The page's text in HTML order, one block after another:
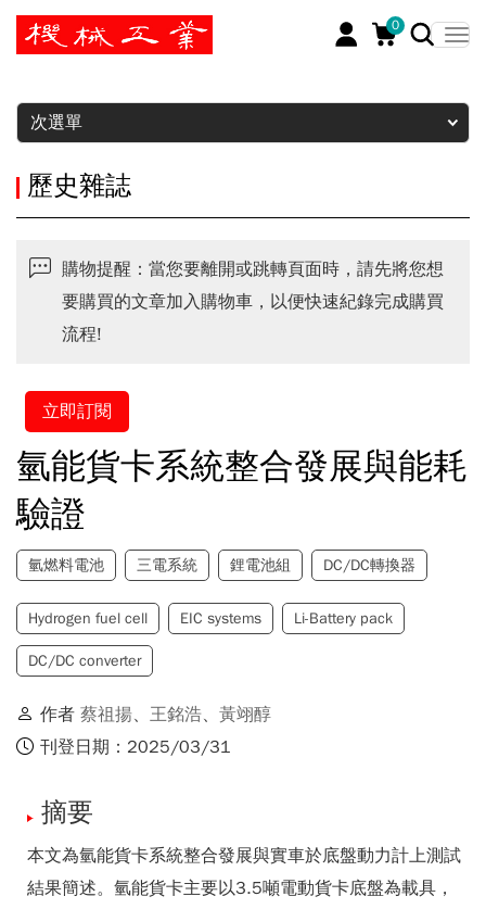
0
暫停
次選單
歷史雜誌
購物提醒：當您要離開或跳轉頁面時，請先將您想
要購買的文章加入購物車，以便快速紀錄完成購買
流程!
立即訂閱
氫能貨卡系統整合發展與能耗
驗證
氫燃料電池 三電系統 鋰電池組 DC/DC轉換器
Hydrogen fuel cell EIC systems Li-Battery pack
DC/DC converter
作者 蔡祖揚、 王銘浩、 黃翊醇
刊登日期：2025/03/31
摘要
本文為氫能貨卡系統整合發展與實車於底盤動力計上測試
結果簡述。氫能貨卡主要以3.5噸電動貨卡底盤為載具，